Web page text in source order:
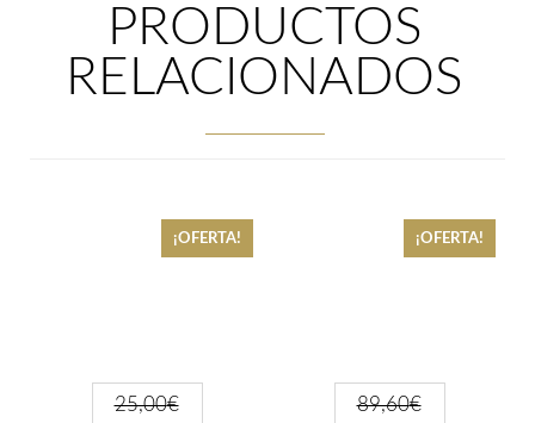
PRODUCTOS
RELACIONADOS
¡OFERTA!
25,00€
¡OFERTA!
89,60€